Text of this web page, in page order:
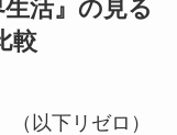
活』の見る
較
（以下リゼロ）